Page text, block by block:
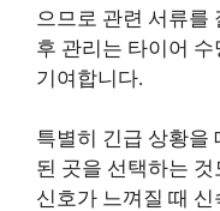
으므로 관련 서류를
후 관리는 타이어
기여합니다.
특별히 긴급 상황을
된 곳을 선택하는
신호가 느껴질 때